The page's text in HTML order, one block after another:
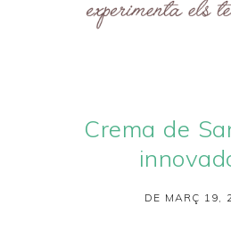
Crema de
DE MARÇ 19,